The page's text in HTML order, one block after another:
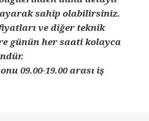
sahip olabilirsiniz.
ve diğer teknik
günün her saati kolayca
09.00-19.00 arası iş